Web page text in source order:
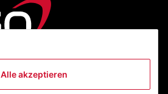
Alle akzeptieren